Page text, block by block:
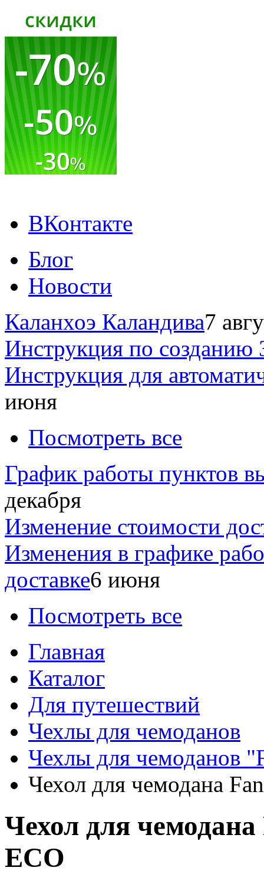
ВКонтакте
Блог
Новости
Каланхоэ Каландива7
Инструкция по созданию
Инструкция для
июня
Посмотреть все
График работы пунктов
декабря
Изменение стоимости
Изменения в графике
доставке6 июня
Посмотреть все
Главная
Каталог
Для путешествий
Чехлы для чемоданов
Чехлы для чемоданов
Чехол для чемодана
Чехол для
ECO